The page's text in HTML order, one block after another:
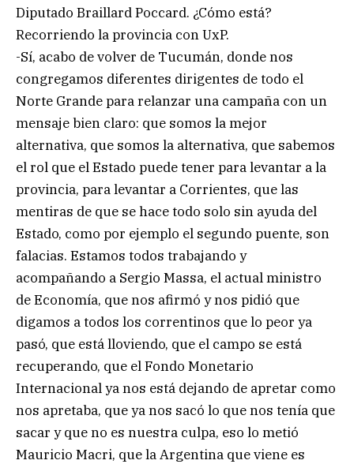
Diputado Braillard Poccard. ¿Cómo está?
Recorriendo la provincia con UxP.
-Sí, acabo de volver de Tucumán, donde nos
congregamos diferentes dirigentes de todo el
Norte Grande para relanzar una campaña con un
mensaje bien claro: que somos la mejor
alternativa, que somos la alternativa, que sabemos
el rol que el Estado puede tener para levantar a la
provincia, para levantar a Corrientes, que las
mentiras de que se hace todo solo sin ayuda del
Estado, como por ejemplo el segundo puente, son
falacias. Estamos todos trabajando y
acompañando a Sergio Massa, el actual ministro
de Economía, que nos afirmó y nos pidió que
digamos a todos los correntinos que lo peor ya
pasó, que está lloviendo, que el campo se está
recuperando, que el Fondo Monetario
Internacional ya nos está dejando de apretar como
nos apretaba, que ya nos sacó lo que nos tenía que
sacar y que no es nuestra culpa, eso lo metió
Mauricio Macri, que la Argentina que viene es